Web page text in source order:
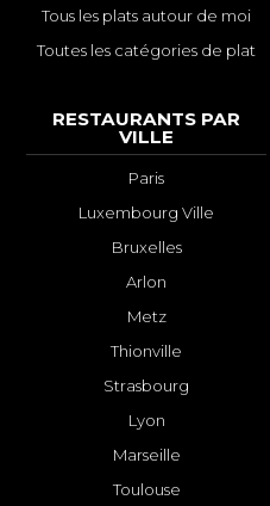
Tous les plats autour de moi
Toutes les catégories de plat
RESTAURANTS PAR
VILLE
Paris
Luxembourg Ville
Bruxelles
Arlon
Metz
Thionville
Strasbourg
Lyon
Marseille
Toulouse